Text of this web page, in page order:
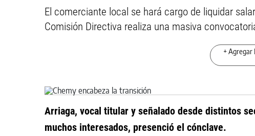
El comerciante local se hará cargo de liquidar
Comisión Directiva realiza una masiva
+ Agregar
Arriaga, vocal titular y señalado desde distintos
muchos interesados, presenció el cónclave.